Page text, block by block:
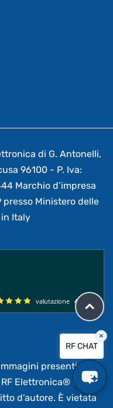
di G. Antonelli,
96100 - P. Iva:
Marchio d’impresa
Ministero delle
in Italy
valutazione 4.95
presenti su
Elettronica®e sono
d’autore. È vietata
RF CHAT
×